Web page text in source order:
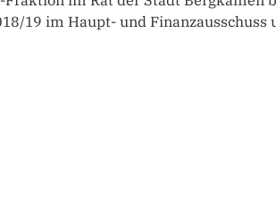
19 im Haupt- und Finanzausschuss